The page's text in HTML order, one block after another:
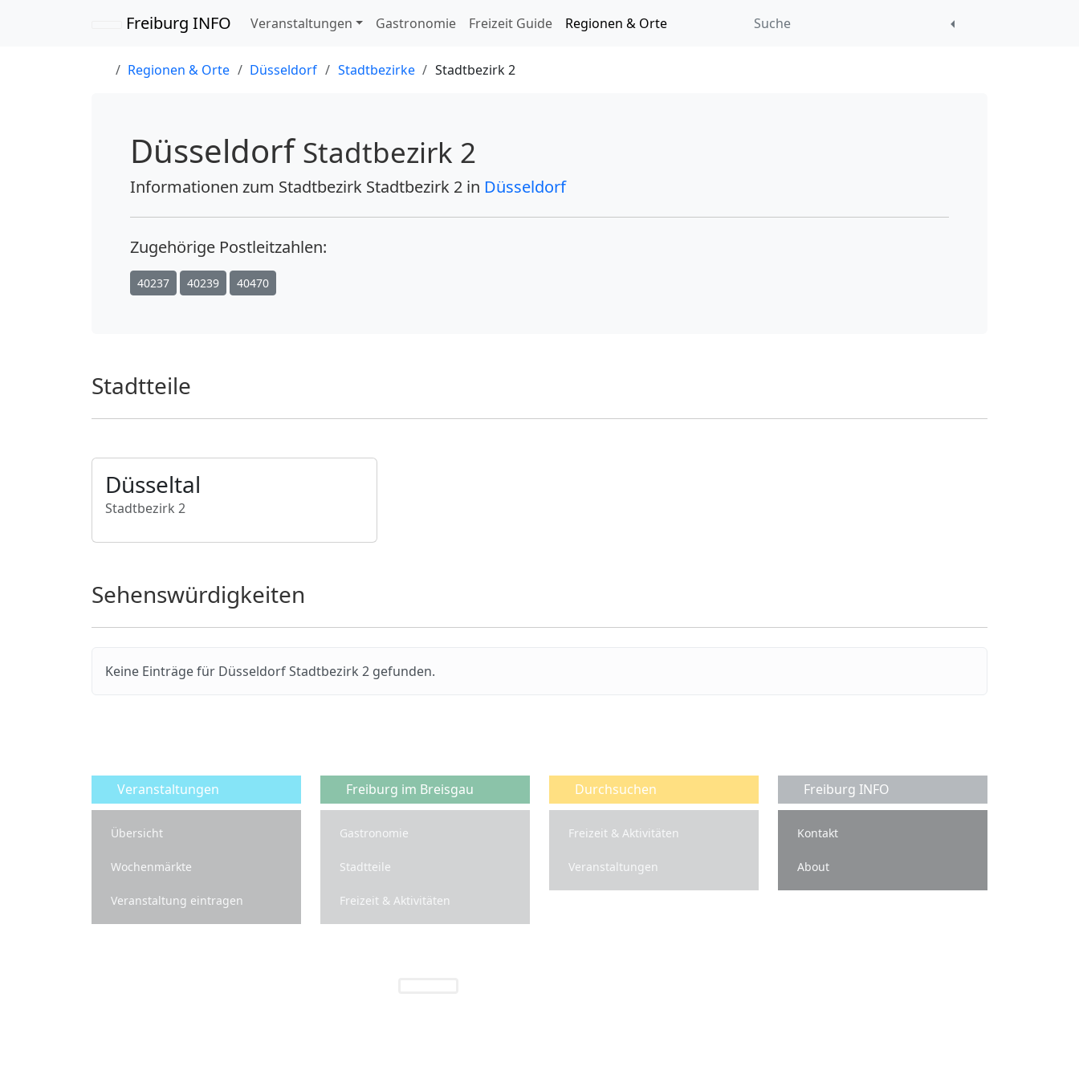
Freiburg INFO Navigation überspringen
Veranstaltungen Gastronomie Freizeit Guide Regionen & Orte Suche
Regionen & Orte Düsseldorf Stadtbezirke Stadtbezirk 2
DüsseldorfStadtbezirk 2
Informationen zum Stadtbezirk Stadtbezirk 2 in Düsseldorf
Zugehörige Postleitzahlen:
40237 40239 40470
Stadtteile
Düsseltal
Stadtbezirk 2
Sehenswürdigkeiten
Keine Einträge für Düsseldorf Stadtbezirk 2 gefunden.
Veranstaltungen
Übersicht
Wochenmärkte
Veranstaltung eintragen
Freiburg im Breisgau
Gastronomie
Stadtteile
Freizeit & Aktivitäten
Durchsuchen
Freizeit & Aktivitäten
Veranstaltungen
Freiburg INFO
Kontakt
About